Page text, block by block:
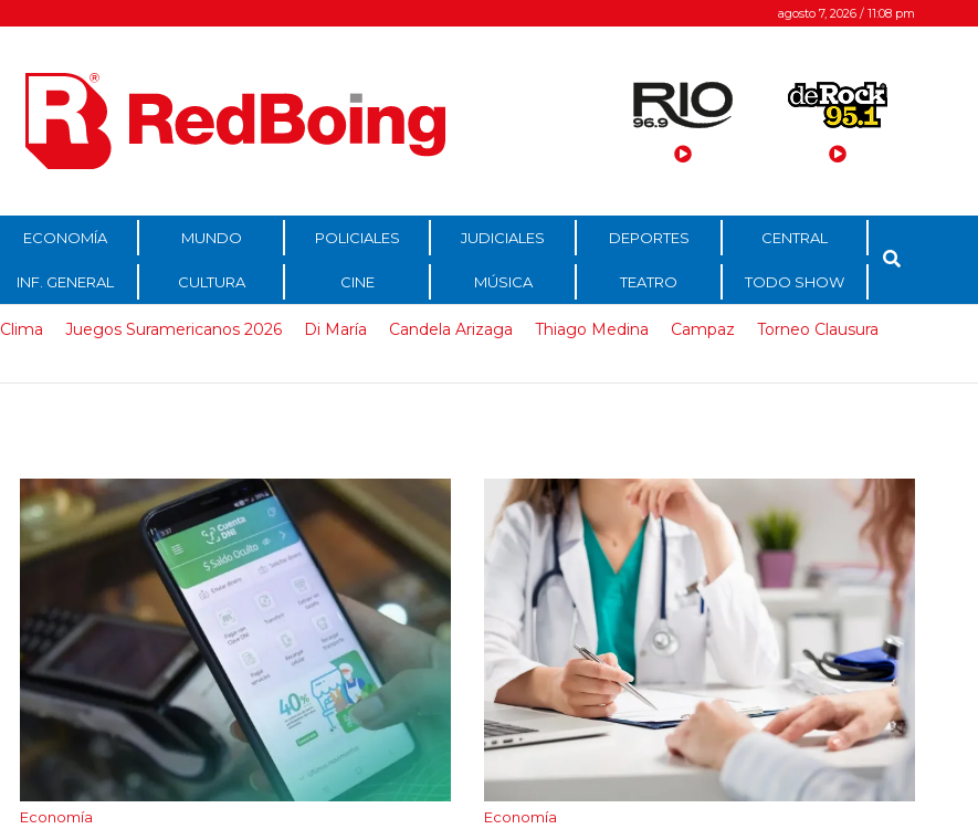
agosto 7, 2026 / 11:08 pm
ECONOMÍA MUNDO POLICIALES JUDICIALES DEPORTES CENTRAL
INF. GENERAL CULTURA CINE MÚSICA TEATRO TODO SHOW
Clima Juegos Suramericanos 2026 Di María Candela Arizaga Thiago Medina Campaz
Torneo Clausura
Economía Economía